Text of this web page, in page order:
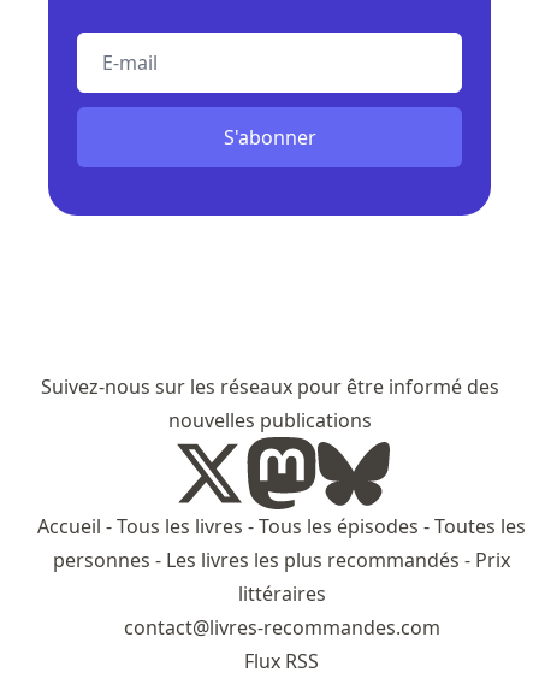
S'abonner
Suivez-nous sur les réseaux pour être informé des
nouvelles publications
Accueil -Tous les livres -Tous les épisodes -Toutes les
personnes - Les livres les plus recommandés - Prix
littéraires
contact@livres-recommandes.com
Flux RSS